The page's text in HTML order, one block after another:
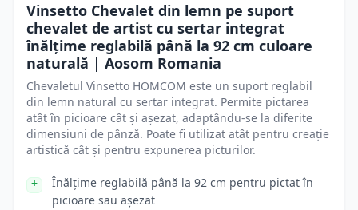
Vinsetto Chevalet din lemn pe suport
chevalet de artist cu sertar integrat
înălțime reglabilă până la 92 cm culoare
naturală | Aosom Romania
Chevaletul Vinsetto HOMCOM este un suport reglabil
din lemn natural cu sertar integrat. Permite pictarea
atât în picioare cât și așezat, adaptându-se la diferite
dimensiuni de pânză. Poate fi utilizat atât pentru creație
artistică cât și pentru expunerea picturilor.
Înălțime reglabilă până la 92 cm pentru pictat în
picioare sau așezat